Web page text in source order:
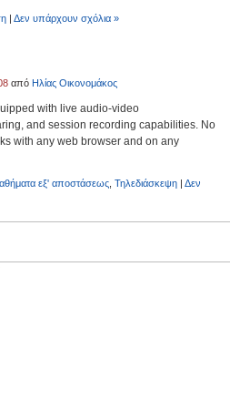
| Δεν υπάρχουν σχόλια »
από Ηλίας Οικονομάκος
with live audio-video
and session recording capabilities. No
with any web browser and on any
εξ' αποστάσεως Τηλεδιάσκεψη | Δεν